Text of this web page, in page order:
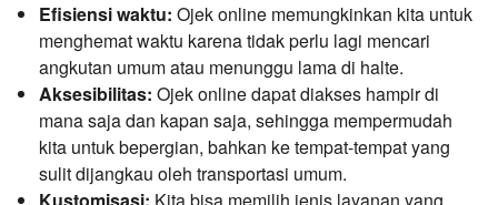
Efisiensi waktu: Ojek online memungkinkan kita untuk
menghemat waktu karena tidak perlu lagi mencari
angkutan umum atau menunggu lama di halte.
Aksesibilitas: Ojek online dapat diakses hampir di
mana saja dan kapan saja, sehingga mempermudah
kita untuk bepergian, bahkan ke tempat-tempat yang
sulit dijangkau oleh transportasi umum.